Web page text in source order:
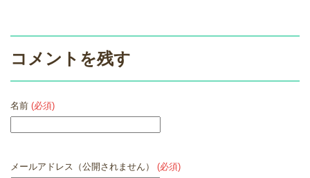
コメントを残す
名前 (必須)
メールアドレス（公開されません） (必須)